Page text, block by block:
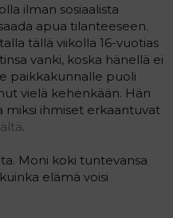
ilman sosiaalista
apua tilanteeseen.
tällä viikolla 16-vuotias
vanki, koska hänellä ei
paikkakunnalle puoli
vielä kehenkään. Hän
miksi ihmiset erkaantuvat
.
Moni koki tuntevansa
elämä voisi